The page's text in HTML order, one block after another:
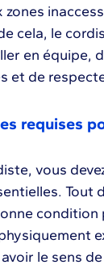
cela, le
en équipe,
et de
requises
vous
Tout
condition
le sens